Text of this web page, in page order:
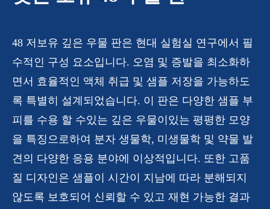
48 저보유 깊은 우물 판은 현대 실험실 연구에서 필
수적인 구성 요소입니다. 오염 및 증발을 최소화하
면서 효율적인 액체 취급 및 샘플 저장을 가능하도
록 특별히 설계되었습니다. 이 판은 다양한 샘플 부
피를 수용 할 수있는 깊은 우물이있는 평평한 모양
을 특징으로하여 분자 생물학, 미생물학 및 약물 발
견의 다양한 응용 분야에 이상적입니다. 또한 고품
질 디자인은 샘플이 시간이 지남에 따라 분해되지
않도록 보호되어 신뢰할 수 있고 재현 가능한 결과